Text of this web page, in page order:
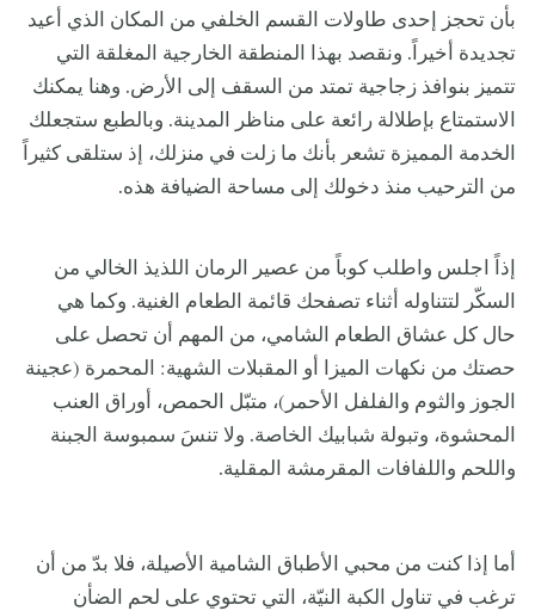
بأن تحجز إحدى طاولات القسم الخلفي من المكان الذي أعيد
تجديدة أخيراً. ونقصد بهذا المنطقة الخارجية المغلقة التي
تتميز بنوافذ زجاجية تمتد من السقف إلى الأرض. وهنا يمكنك
الاستمتاع بإطلالة رائعة على مناظر المدينة. وبالطبع ستجعلك
الخدمة المميزة تشعر بأنك ما زلت في منزلك، إذ ستلقى كثيراً
من الترحيب منذ دخولك إلى مساحة الضيافة هذه.
إذاً اجلس واطلب كوباً من عصير الرمان اللذيذ الخالي من
السكّر لتتناوله أثناء تصفحك قائمة الطعام الغنية. وكما هي
حال كل عشاق الطعام الشامي، من المهم أن تحصل على
حصتك من نكهات الميزا أو المقبلات الشهية: المحمرة (عجينة
الجوز والثوم والفلفل الأحمر)، متبّل الحمص، أوراق العنب
المحشوة، وتبولة شبابيك الخاصة. ولا تنسَ سمبوسة الجبنة
واللحم واللفافات المقرمشة المقلية.
أما إذا كنت من محبي الأطباق الشامية الأصيلة، فلا بدّ من أن
ترغب في تناول الكبة النيّة، التي تحتوي على لحم الضأن